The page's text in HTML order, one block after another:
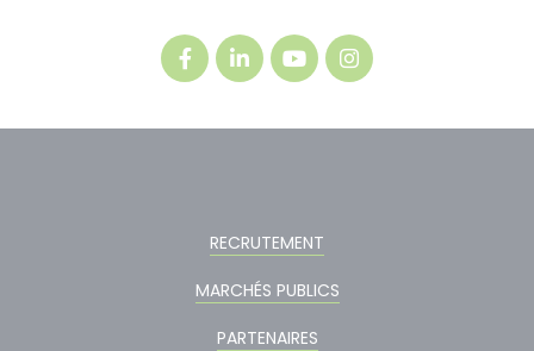
RECRUTEMENT
MARCHÉS PUBLICS
PARTENAIRES